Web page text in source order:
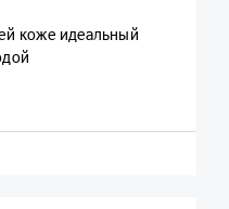
коже идеальный